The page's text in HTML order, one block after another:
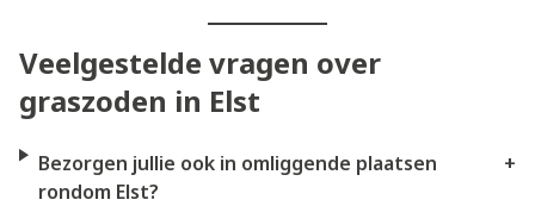
Veelgestelde vragen over
graszoden in Elst
Bezorgen jullie ook in omliggende plaatsen
rondom Elst?
+